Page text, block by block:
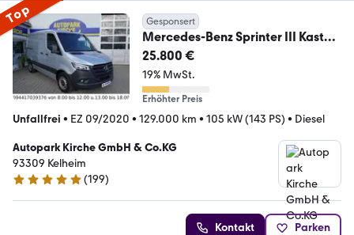
Top Gesponsert
Mercedes-Benz Sprinter III Kasten
314 CDI Sortimo/Bott Einrich
25.800 €
19% MwSt.
Erhöhter Preis
Unfallfrei • EZ 09/2020 • 129.000 km • 105 kW (143 PS) • Diesel
Autopark Kirche GmbH & Co.KG
93309 Kelheim
4.9 Sterne
(199)
Kontakt Parken